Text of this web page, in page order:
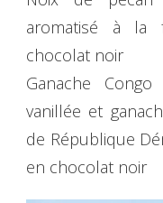
aromatisé à la
chocolat noir
Ganache
vanillée et
de République
en chocolat noir